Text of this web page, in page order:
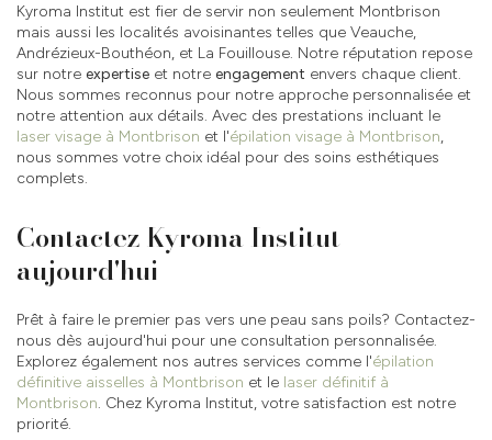
Kyroma Institut est fier de servir non seulement Montbrison
mais aussi les localités avoisinantes telles que Veauche,
Andrézieux-Bouthéon, et La Fouillouse. Notre réputation repose
sur notre expertise et notre engagement envers chaque client.
Nous sommes reconnus pour notre approche personnalisée et
notre attention aux détails. Avec des prestations incluant le
laser visage à Montbrison et l'épilation visage à Montbrison,
nous sommes votre choix idéal pour des soins esthétiques
complets.
Contactez Kyroma Institut
aujourd'hui
Prêt à faire le premier pas vers une peau sans poils? Contactez-
nous dès aujourd'hui pour une consultation personnalisée.
Explorez également nos autres services comme l'épilation
définitive aisselles à Montbrison et le laser définitif à
Montbrison. Chez Kyroma Institut, votre satisfaction est notre
priorité.